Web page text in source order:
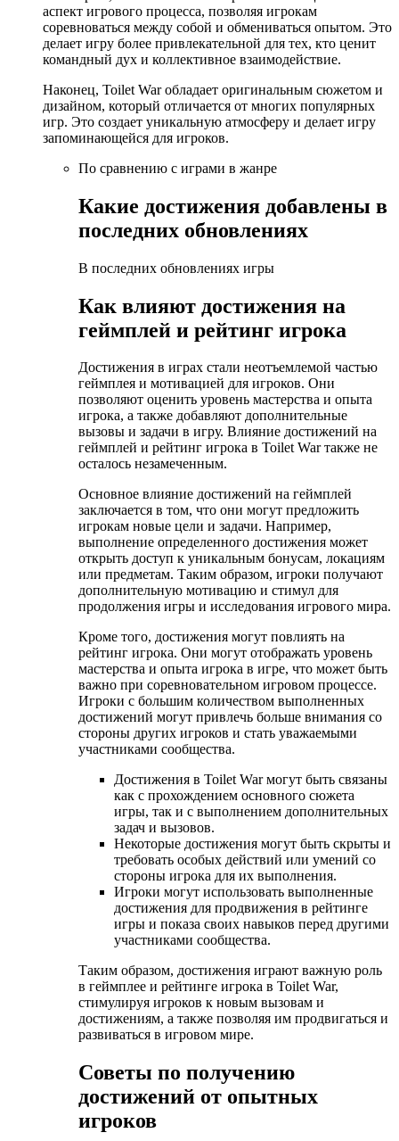
аспект игрового процесса, позволяя игрокам
соревноваться между собой и обмениваться опытом. Это
делает игру более привлекательной для тех, кто ценит
командный дух и коллективное взаимодействие.
Наконец, Toilet War обладает оригинальным сюжетом и
дизайном, который отличается от многих популярных
игр. Это создает уникальную атмосферу и делает игру
запоминающейся для игроков.
По сравнению с играми в жанре
Какие достижения добавлены в
последних обновлениях
В последних обновлениях игры
Как влияют достижения на
геймплей и рейтинг игрока
Достижения в играх стали неотъемлемой частью
геймплея и мотивацией для игроков. Они
позволяют оценить уровень мастерства и опыта
игрока, а также добавляют дополнительные
вызовы и задачи в игру. Влияние достижений на
геймплей и рейтинг игрока в Toilet War также не
осталось незамеченным.
Основное влияние достижений на геймплей
заключается в том, что они могут предложить
игрокам новые цели и задачи. Например,
выполнение определенного достижения может
открыть доступ к уникальным бонусам, локациям
или предметам. Таким образом, игроки получают
дополнительную мотивацию и стимул для
продолжения игры и исследования игрового мира.
Кроме того, достижения могут повлиять на
рейтинг игрока. Они могут отображать уровень
мастерства и опыта игрока в игре, что может быть
важно при соревновательном игровом процессе.
Игроки с большим количеством выполненных
достижений могут привлечь больше внимания со
стороны других игроков и стать уважаемыми
участниками сообщества.
Достижения в Toilet War могут быть связаны
как с прохождением основного сюжета
игры, так и с выполнением дополнительных
задач и вызовов.
Некоторые достижения могут быть скрыты и
требовать особых действий или умений со
стороны игрока для их выполнения.
Игроки могут использовать выполненные
достижения для продвижения в рейтинге
игры и показа своих навыков перед другими
участниками сообщества.
Таким образом, достижения играют важную роль
в геймплее и рейтинге игрока в Toilet War,
стимулируя игроков к новым вызовам и
достижениям, а также позволяя им продвигаться и
развиваться в игровом мире.
Советы по получению
достижений от опытных
игроков